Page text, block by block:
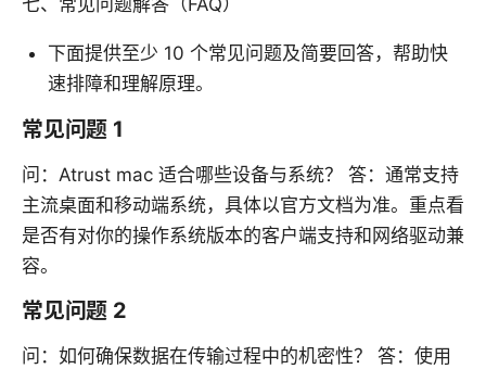
七、常见问题解答（FAQ）
下面提供至少 10 个常见问题及简要回答，帮助快
速排障和理解原理。
常见问题 1
问：Atrust mac 适合哪些设备与系统？ 答：通常支持
主流桌面和移动端系统，具体以官方文档为准。重点看
是否有对你的操作系统版本的客户端支持和网络驱动兼
容。
常见问题 2
问：如何确保数据在传输过程中的机密性？ 答：使用